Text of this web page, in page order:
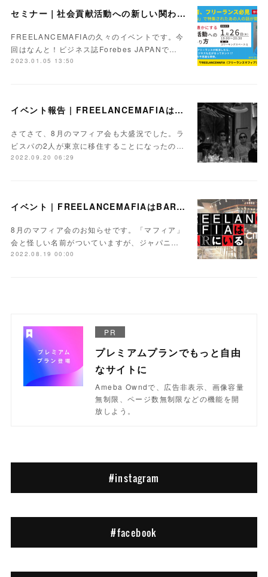
セミナー｜社会貢献活動への新しい関わり方 〜人生も仕事も豊かにするコツ〜【Day】2023.1.26
FREELANCEMAFIAの久々のイベントです。今
回はなんと！ビジネス誌Forebes JAPANで…
2023.01.05 13:50
イベント報告 | FREELANCEMAFIAはBARにいるvol.26
さてさて、8月のマフィア会も大盛況でした。ラ
ビスパの2人が東京に移住することになったの…
2022.09.20 06:29
イベント | FREELANCEMAFIAはBARにいるvol.26【Day】2022.8.25
8月のマフィア会のお知らせです。「マフィア」
会と怪しい名前がついていますが、ジャパニ…
2022.08.19 00:00
PR
プレミアムプランでもっと自由
なサイトに
Ameba Owndで、広告非表示、画像容量
無制限、ページ数無制限などの機能を開
放しよう。
#instagram
#facebook